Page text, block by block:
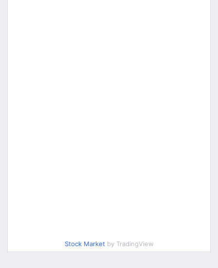
Stock Market by TradingView